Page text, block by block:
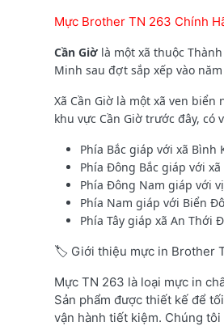
Mực Brother TN 263 Chính
Cần Giờ là một xã thuộc
Minh sau đợt sắp xếp vào năm
Xã Cần Giờ là một xã ven
khu vực Cần Giờ trước đây, có
Phía Bắc giáp với xã Bình
Phía Đông Bắc giáp với xã
Phía Đông Nam giáp với
Phía Nam giáp với Biển
Phía Tây giáp xã An Thới
🏷️ Giới thiệu mực in Brother
Mực TN 263 là loại mực in
Sản phẩm được thiết kế để
vận hành tiết kiệm. Chúng